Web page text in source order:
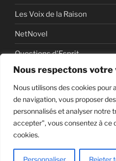
Nous respectons votre
Nous utilisons des cookies
de navigation, vous proposer
personnalisés et analyser notre
accepter", vous consentez à ce
cookies.
Personnaliser Rejeter
Les Voix de la Raison
NetNovel
Questions d'Esprit
Série
Série vidéo
WordPress